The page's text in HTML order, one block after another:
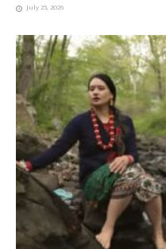
July 25, 2026